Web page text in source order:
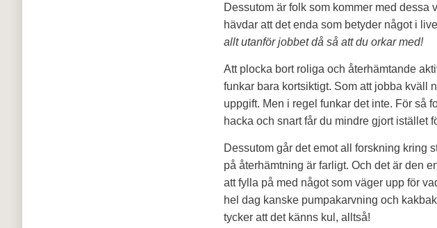
Dessutom är folk som kommer med
hävdar att det enda som betyder något i
allt utanför jobbet då så att du orkar med!
Att plocka bort roliga och återhämtande
funkar bara kortsiktigt. Som att jobba kväll
uppgift. Men i regel funkar det inte. För så
hacka och snart får du mindre gjort istället
Dessutom går det emot all forskning kring
på återhämtning är farligt. Och det är den
att fylla på med något som väger upp för
hel dag kanske pumpakarvning och
tycker att det känns kul, alltså!